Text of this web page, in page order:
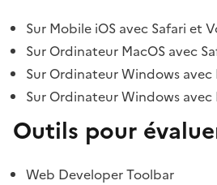
Sur Mobile iOS avec Safari et
Sur Ordinateur MacOS avec
Sur Ordinateur Windows avec
Sur Ordinateur Windows
Outils pour
Web Developer Toolbar